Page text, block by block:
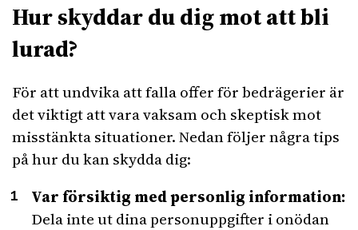
Hur skyddar du dig mot att bli
lurad?
För att undvika att falla offer för bedrägerier är
det viktigt att vara vaksam och skeptisk mot
misstänkta situationer. Nedan följer några tips
på hur du kan skydda dig:
Var försiktig med personlig information:
Dela inte ut dina personuppgifter i onödan